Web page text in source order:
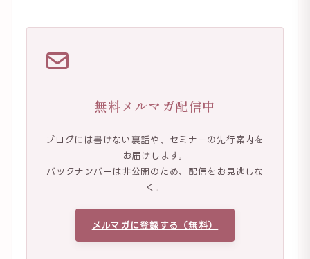
無料メルマガ配信中
ブログには書けない裏話や、セミナーの先行案内を
お届けします。
バックナンバーは非公開のため、配信をお見逃しな
く。
メルマガに登録する（無料）